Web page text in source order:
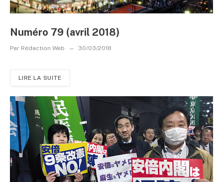
Numéro 79 (avril 2018)
Par Rédaction Web 30/03/2018
LIRE LA SUITE